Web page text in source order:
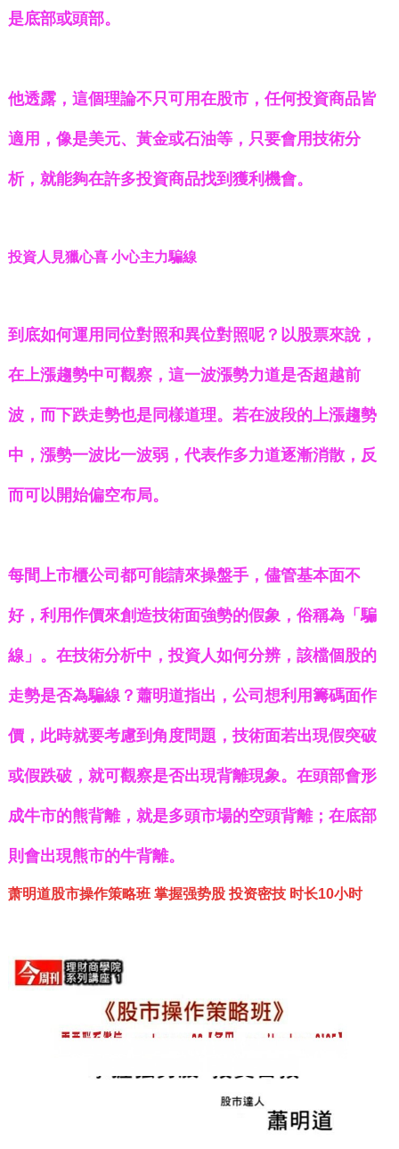
是底部或頭部。
他透露，這個理論不只可用在股市，任何投資商品皆
適用，像是美元、黃金或石油等，只要會用技術分
析，就能夠在許多投資商品找到獲利機會。
投資人見獵心喜 小心主力騙線
到底如何運用同位對照和異位對照呢？以股票來說，
在上漲趨勢中可觀察，這一波漲勢力道是否超越前
波，而下跌走勢也是同樣道理。若在波段的上漲趨勢
中，漲勢一波比一波弱，代表作多力道逐漸消散，反
而可以開始偏空布局。
每間上市櫃公司都可能請來操盤手，儘管基本面不
好，利用作價來創造技術面強勢的假象，俗稱為「騙
線」。在技術分析中，投資人如何分辨，該檔個股的
走勢是否為騙線？蕭明道指出，公司想利用籌碼面作
價，此時就要考慮到角度問題，技術面若出現假突破
或假跌破，就可觀察是否出現背離現象。在頭部會形
成牛市的熊背離，就是多頭市場的空頭背離；在底部
則會出現熊市的牛背離。
萧明道股市操作策略班 掌握强势股 投资密技 时长10小时